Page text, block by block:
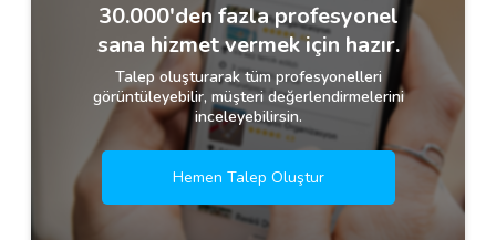
30.000'den fazla profesyonel
sana hizmet vermek için hazır.
Talep oluşturarak tüm profesyonelleri
görüntüleyebilir, müşteri değerlendirmelerini
inceleyebilirsin.
Hemen Talep Oluştur